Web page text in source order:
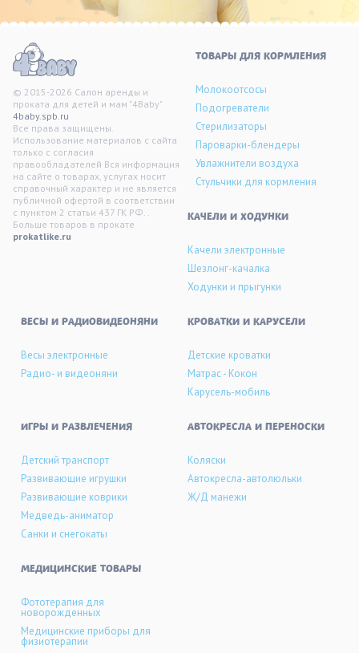
© 2015-2026 Салон аренды и
проката для детей и мам "4Baby"
4baby.spb.ru
Все права защищены.
Использование материалов с сайта
только с согласия
правообладателей Вся информация
на сайте о товарах, услугах носит
справочный характер и не является
публичной офертой в соответствии
с пунктом 2 статьи 437 ГК РФ. .
Больше товаров в прокате
prokatlike.ru
ТОВАРЫ ДЛЯ КОРМЛЕНИЯ
Молокоотсосы
Подогреватели
Стерилизаторы
Пароварки-блендеры
Увлажнители воздуха
Стульчики для кормления
KАЧЕЛИ И ХОДУНКИ
Качели электронные
Шезлонг-качалка
Ходунки и прыгунки
ВЕСЫ И РАДИОВИДЕОНЯНИ
Весы электронные
Радио- и видеоняни
КРОВАТКИ И КАРУСЕЛИ
Детские кроватки
Матрас - Кокон
Карусель-мобиль
ИГРЫ И РАЗВЛЕЧЕНИЯ
Детский транспорт
Развивающие игрушки
Развивающие коврики
Медведь-аниматор
Санки и снегокаты
АВТОКРЕСЛА И ПЕРЕНОСКИ
Коляски
Автокресла-автолюльки
Ж/Д манежи
МЕДИЦИНСКИЕ ТОВАРЫ
Фототерапия для
новорожденных
Медицинские приборы для
физиотерапии